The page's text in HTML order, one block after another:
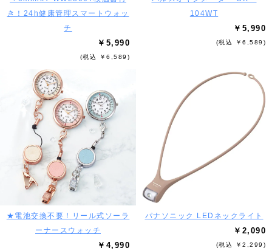
き！24h健康管理スマートウォッ
チ
￥5,990
(税込 ￥6,589)
104WT
￥5,990
(税込 ￥6,589)
★電池交換不要！リール式ソーラ
ーナースウォッチ
￥4,990
パナソニック LEDネックライト
￥2,090
(税込 ￥2,299)